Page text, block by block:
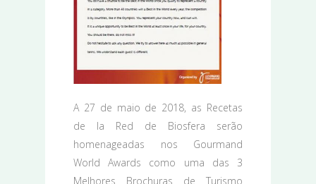
A 27 de maio de 2018, as Recetas
de la Red de Biosfera serão
homenageadas nos Gourmand
World Awards como uma das 3
Melhores Brochuras de Turismo